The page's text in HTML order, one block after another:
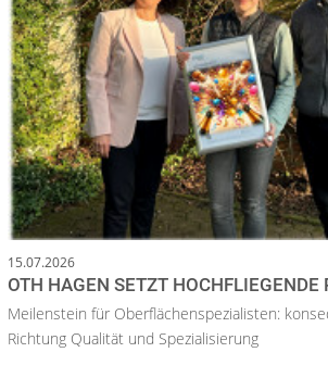
15.07.2026
OTH HAGEN SETZT HOCHFLIEGENDE
Meilenstein für Oberflächenspezialisten:
Richtung Qualität und Spezialisierung